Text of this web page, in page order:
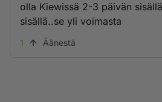
olla Kiewissä 2-3 päivän
sisällä..se yli voimasta
1 Äänestä